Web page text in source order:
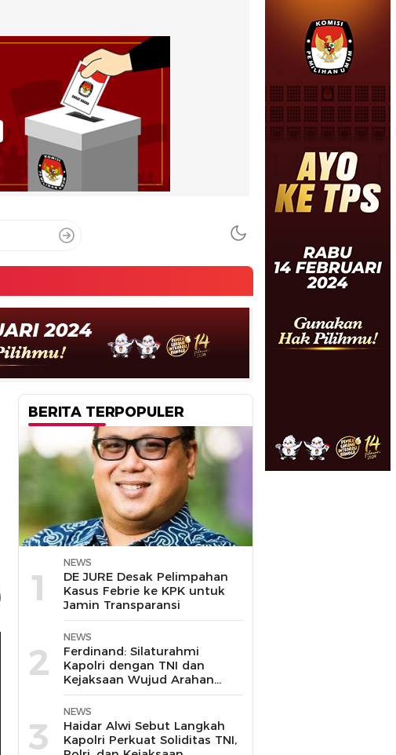
BERITA TERPOPULER
1
NEWS
DE JURE Desak Pelimpahan
Kasus Febrie ke KPK untuk
Jamin Transparansi
2
NEWS
Ferdinand: Silaturahmi
Kapolri dengan TNI dan
Kejaksaan Wujud Arahan
Presiden Prabowo
3
NEWS
Haidar Alwi Sebut Langkah
Kapolri Perkuat Soliditas TNI,